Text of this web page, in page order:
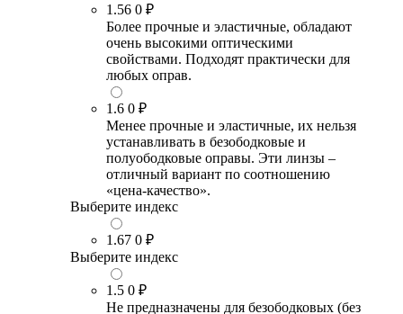
1.56 0 ₽
Более прочные и эластичные, обладают
очень высокими оптическими
свойствами. Подходят практически для
любых оправ.
1.6 0 ₽
Менее прочные и эластичные, их нельзя
устанавливать в безободковые и
полуободковые оправы. Эти линзы –
отличный вариант по соотношению
«цена-качество».
Выберите индекс
1.67 0 ₽
Выберите индекс
1.5 0 ₽
Не предназначены для безободковых (без